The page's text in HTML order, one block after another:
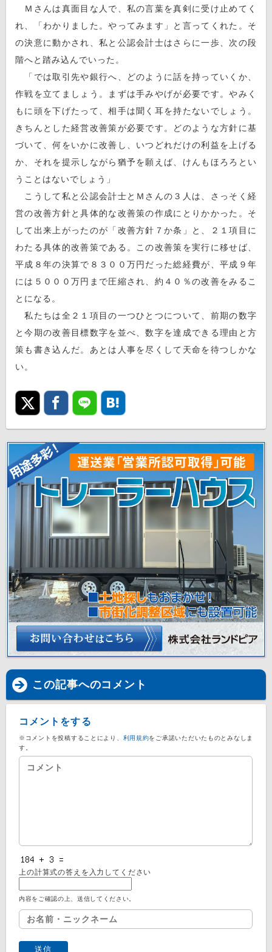
Ｍさんは真面目な人で、私の言葉を真剣に受け止めてく
れ、「わかりました。やってみます」と言ってくれた。そ
の決意に動かされ、私と公認会計士はさらに一歩、次の段
階へと踏み込んでいった。
「では取引先や銀行へ、どのように話を持っていくか、
作戦を立てましょう。まずは手みやげが必要です。やみく
もに頭を下げたって、相手は聞く耳を持たないでしょう。
きちんとした経営改善策が必要です。どのような方針に基
づいて、何をいかに改善し、いつどれだけの利益を上げる
か、それを提示しながら猶予を願えば、けんもほろろとい
うことはないでしょう」
こうして私と公認会計士とＭさんの３人は、さっそく経
営の改善方針と具体的な改善策の作成にとりかかった。そ
して出来上がったのが「改善方針７か条」と、２１項目に
わたる具体的改善策である。この改善策を実行に移せば、
平成８年の決算で８３００万円だった総経費が、平成９年
には５０００万円まで圧縮され、約４０％の改善をみるこ
とになる。
私たちは全２１項目の一つひとつについて、前期の数字
と今期の改善目標数字を並べ、数字を達成できる理由と方
策も書き込んだ。あとは人事を尽くして天命を待つしかな
い。
この記事へのコメント
コメントをする
※コメントを投稿することにより、 利用規約をご承諾いただいたものとみなしま
す。
上の計算式の答えを入力してください
内容をご確認の上、送信してください。